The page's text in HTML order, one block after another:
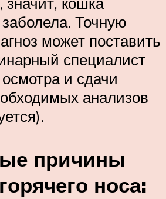
Точную
может поставить
специалист
и сдачи
анализов
причины
носа: